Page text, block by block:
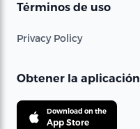
Términos de uso
Privacy Policy
Obtener la aplicación
Download on the
App Store